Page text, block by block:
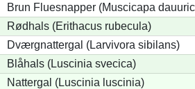
Brun Fluesnapper (Muscicapa
Rødhals (Erithacus rubecula)
Dværgnattergal (Larvivora sibilans)
Blåhals (Luscinia svecica)
Nattergal (Luscinia luscinia)